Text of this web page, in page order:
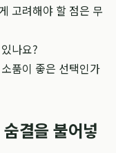
고려해야 할 점은 무
나요?
품이 좋은 선택인가
결을 불어넣